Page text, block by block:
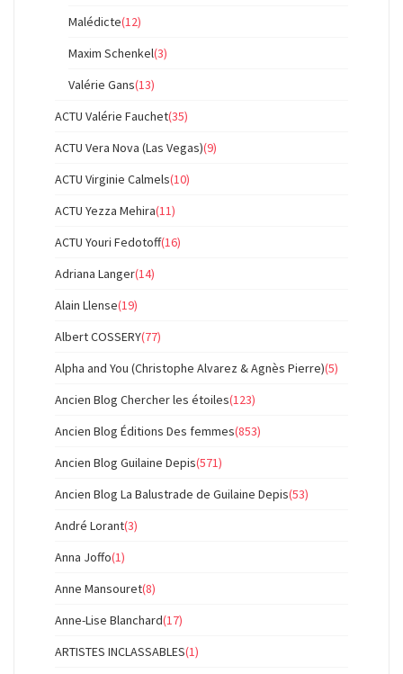
Malédicte(12)
Maxim Schenkel(3)
Valérie Gans(13)
ACTU Valérie Fauchet(35)
ACTU Vera Nova (Las Vegas)(9)
ACTU Virginie Calmels(10)
ACTU Yezza Mehira(11)
ACTU Youri Fedotoff(16)
Adriana Langer(14)
Alain Llense(19)
Albert COSSERY(77)
Alpha and You (Christophe Alvarez & Agnès Pierre)(5)
Ancien Blog Chercher les étoiles(123)
Ancien Blog Éditions Des femmes(853)
Ancien Blog Guilaine Depis(571)
Ancien Blog La Balustrade de Guilaine Depis(53)
André Lorant(3)
Anna Joffo(1)
Anne Mansouret(8)
Anne-Lise Blanchard(17)
ARTISTES INCLASSABLES(1)